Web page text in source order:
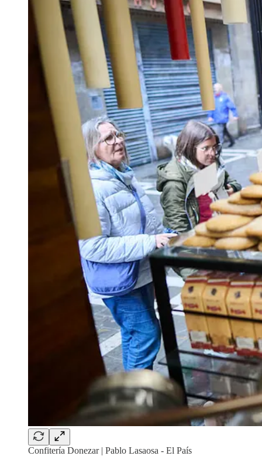
Confitería Donezar | Pablo Lasaosa - El País